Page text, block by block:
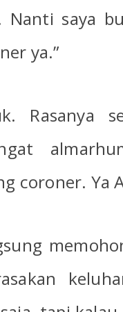
Nanti saya
ya.”
Rasanya
coroner. Ya